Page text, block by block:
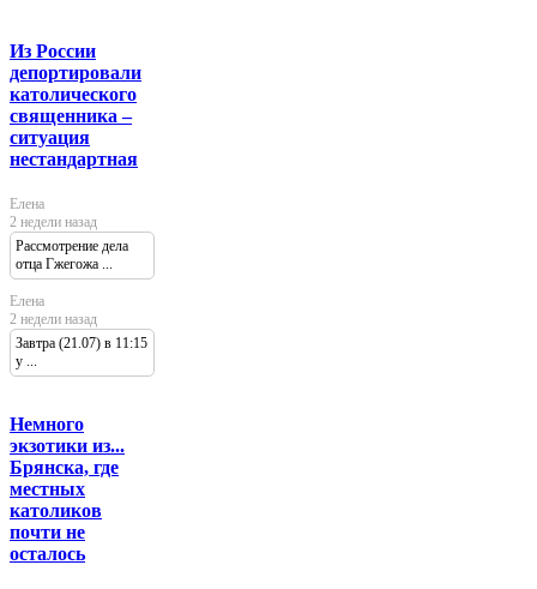
Из России
депортировали
католического
священника –
ситуация
нестандартная
Елена
2 недели назад
Рассмотрение дела
отца Гжегожа ...
Елена
2 недели назад
Завтра (21.07) в 11:15
у ...
Немного
экзотики из...
Брянска, где
местных
католиков
почти не
осталось